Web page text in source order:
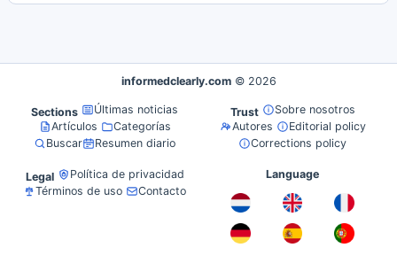
informedclearly.com © 2026
Sections
Últimas noticias
Artículos
Categorías
Buscar
Resumen diario
Trust
Sobre nosotros
Autores
Editorial policy
Corrections policy
Legal
Política de privacidad
Términos de uso
Contacto
Language